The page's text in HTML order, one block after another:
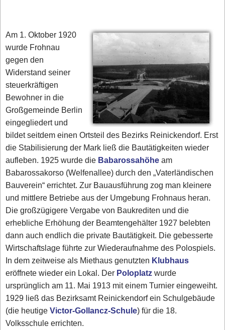
Am 1. Oktober 1920
wurde Frohnau
gegen den
Widerstand seiner
steuerkräftigen
Bewohner in die
Großgemeinde Berlin
eingegliedert und
bildet seitdem einen Ortsteil des Bezirks Reinickendorf. Erst
die Stabilisierung der Mark ließ die Bautätigkeiten wieder
aufleben. 1925 wurde die Babarossahöheam
Babarossakorso (Welfenallee) durch den „Vaterländischen
Bauverein“ errichtet. Zur Bauausführung zog man kleinere
und mittlere Betriebe aus der Umgebung Frohnaus heran.
Die großzügigere Vergabe von Baukrediten und die
erhebliche Erhöhung der Beamtengehälter 1927 belebten
dann auch endlich die private Bautätigkeit. Die gebesserte
Wirtschaftslage führte zur Wiederaufnahme des Polospiels.
In dem zeitweise als Miethaus genutzten Klubhaus
eröffnete wieder ein Lokal. Der Poloplatzwurde
ursprünglich am 11. Mai 1913 mit einem Turnier eingeweiht.
1929 ließ das Bezirksamt Reinickendorf ein Schulgebäude
(die heutigeVictor-Gollancz-Schule) für die 18.
Volksschule errichten.